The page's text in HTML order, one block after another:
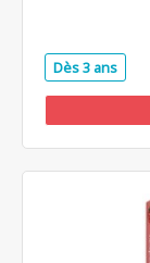
Dès 3 ans